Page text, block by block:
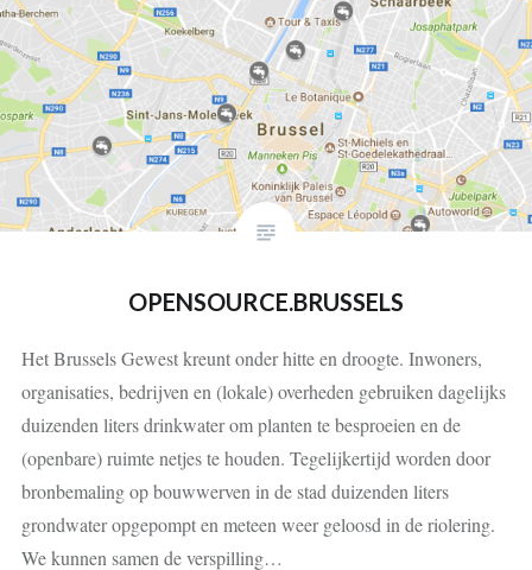
OPENSOURCE.BRUSSELS
Het Brussels Gewest kreunt onder hitte en droogte. Inwoners,
organisaties, bedrijven en (lokale) overheden gebruiken dagelijks
duizenden liters drinkwater om planten te besproeien en de
(openbare) ruimte netjes te houden. Tegelijkertijd worden door
bronbemaling op bouwwerven in de stad duizenden liters
grondwater opgepompt en meteen weer geloosd in de riolering.
We kunnen samen de verspilling…